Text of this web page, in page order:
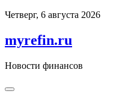
Перейти
содержимому
Четверг, 6 августа 2026
myrefin.ru
Новости финансов